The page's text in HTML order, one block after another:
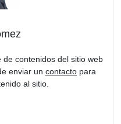
de contenidos del sitio web
enviar un contacto para
al sitio.